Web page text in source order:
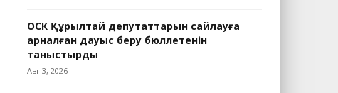
ОСК Құрылтай депутаттарын сайлауға
арналған дауыс беру бюллетенін
таныстырды
Авг 3, 2026